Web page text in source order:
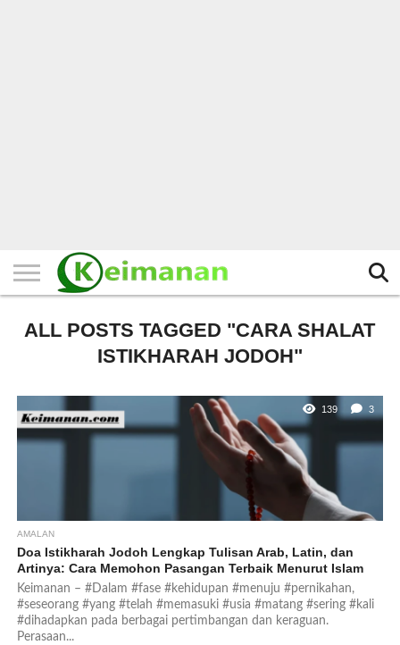
ALL POSTS TAGGED "CARA SHALAT
ISTIKHARAH JODOH"
139 3
AMALAN
Doa Istikharah Jodoh Lengkap Tulisan Arab, Latin, dan
Artinya: Cara Memohon Pasangan Terbaik Menurut Islam
Keimanan – #Dalam #fase #kehidupan #menuju #pernikahan,
#seseorang #yang #telah #memasuki #usia #matang #sering #kali
#dihadapkan pada berbagai pertimbangan dan keraguan.
Perasaan...